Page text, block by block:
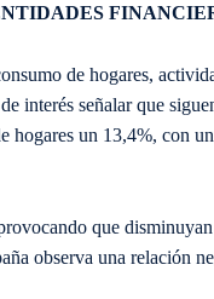
de hogares,
interés señalar que
hogares un 13,4%, con
que
observa una relación